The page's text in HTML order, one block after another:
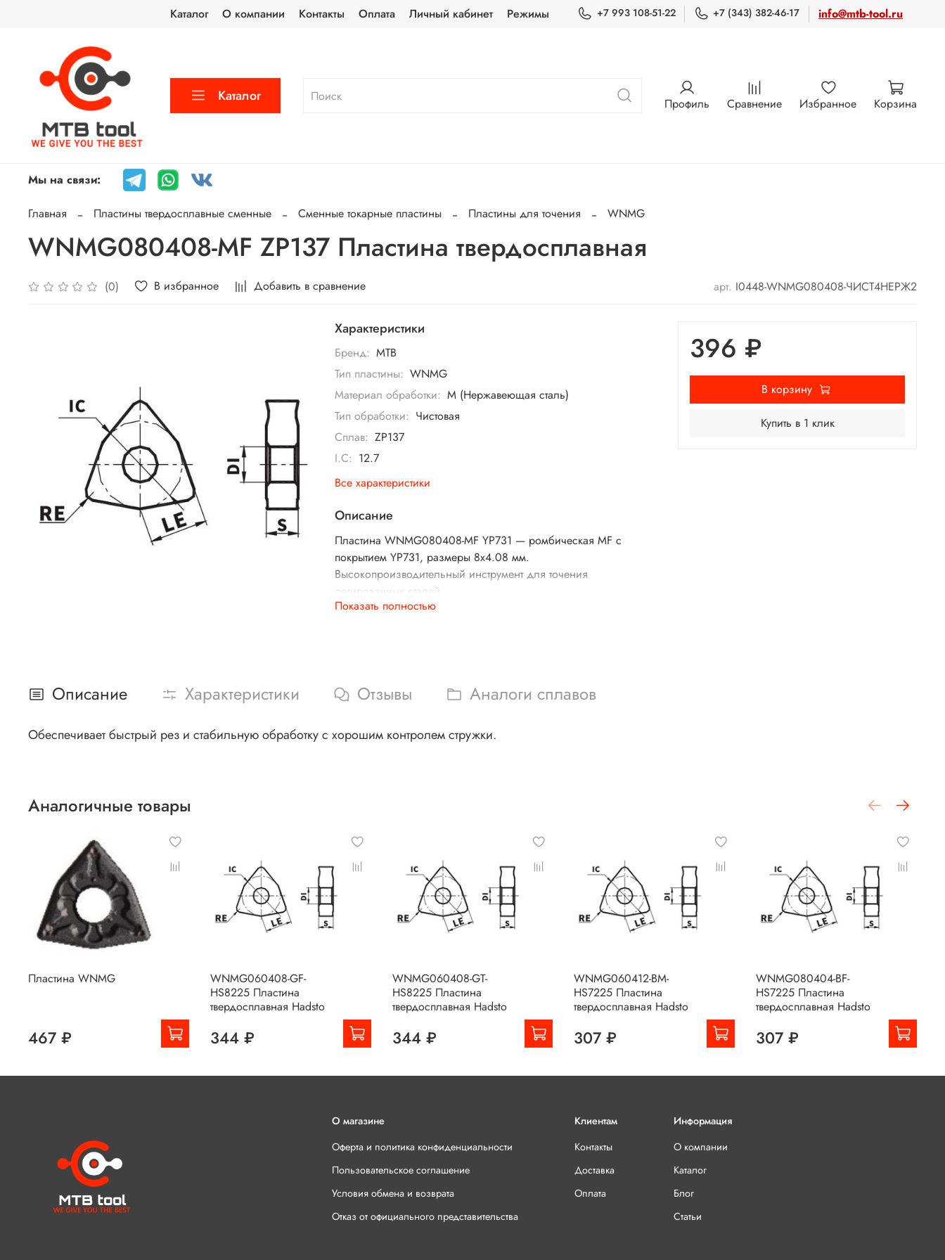
Каталог О компании Контакты Оплата Личный кабинет Режимы +7 993 108-51-22 +7 (343) 382-46-17 info@mtb-tool.ru
Каталог Профиль Сравнение Избранное Корзина
Мы на связи:
Главная Пластины твердосплавные сменные Сменные токарные пластины Пластины для точения WNMG
WNMG080408-MF ZP137 Пластина твердосплавная
(0) В избранное Добавить в сравнение арт. I0448-WNMG080408-ЧИСТ4НЕРЖ2
Характеристики
Бренд: MTB
Тип пластины: WNMG
Материал обработки: M (Нержавеющая сталь)
Тип обработки: Чистовая
Сплав: ZP137
I.C: 12.7
Все характеристики
Описание
Пластина WNMG080408-MF YP731 — ромбическая MF с
покрытием YP731, размеры 8х4.08 мм.
Высокопроизводительный инструмент для точения
легированных сталей.
Показать полностью
396 ₽
В корзину
Купить в 1 клик
Описание Характеристики Отзывы Аналоги сплавов
Обеспечивает быстрый рез и стабильную обработку с хорошим контролем стружки.
Аналогичные товары
Пластина WNMG
467 ₽
WNMG060408-GF-
HS8225 Пластина
твердосплавная Hadsto
344 ₽
WNMG060408-GT-
HS8225 Пластина
твердосплавная Hadsto
344 ₽
WNMG060412-BM-
HS7225 Пластина
твердосплавная Hadsto
307 ₽
WNMG080404-BF-
HS7225 Пластина
твердосплавная Hadsto
307 ₽
О магазине
Оферта и политика конфиденциальности
Пользовательское соглашение
Условия обмена и возврата
Отказ от официального представительства
Клиентам
Контакты
Доставка
Оплата
Информация
О компании
Каталог
Блог
Статьи